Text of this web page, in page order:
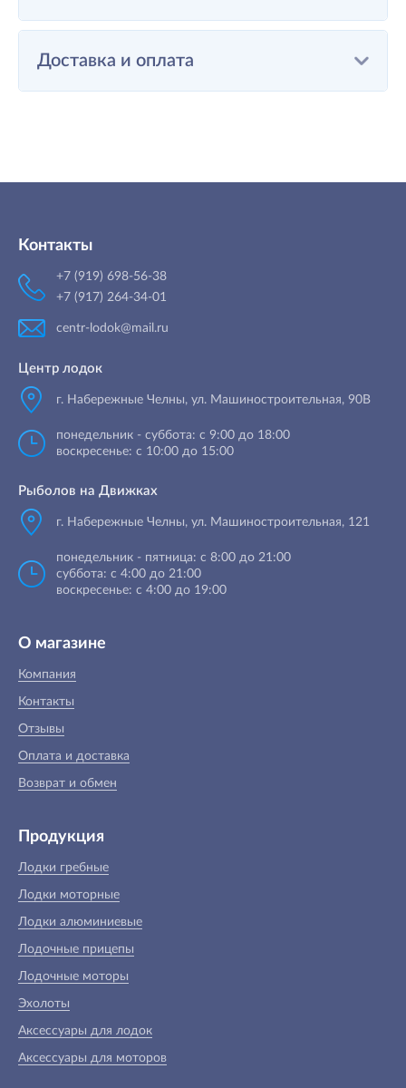
Доставка и оплата
Контакты
+7 (919) 698-56-38
+7 (917) 264-34-01
centr-lodok@mail.ru
Центр лодок
г. Набережные Челны, ул. Машиностроительная, 90B
понедельник - суббота: с 9:00 до 18:00
воскресенье: с 10:00 до 15:00
Рыболов на Движках
г. Набережные Челны, ул. Машиностроительная, 121
понедельник - пятница: с 8:00 до 21:00
суббота: с 4:00 до 21:00
воскресенье: с 4:00 до 19:00
О магазине
Компания
Контакты
Отзывы
Оплата и доставка
Возврат и обмен
Продукция
Лодки гребные
Лодки моторные
Лодки алюминиевые
Лодочные прицепы
Лодочные моторы
Эхолоты
Аксессуары для лодок
Аксессуары для моторов